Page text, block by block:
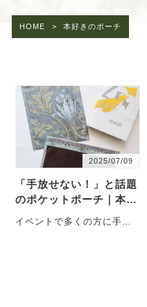
HOME > 本好きのポーチ
2025/07/09
「手放せない！」と話題
のポケットポーチ｜本好
きさんに大人気の理由と
は？
イベントで多くの方に手に